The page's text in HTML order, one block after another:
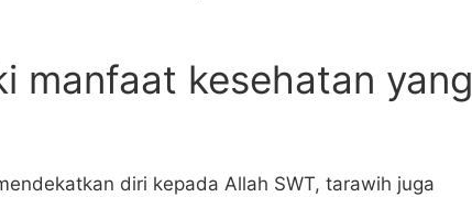
manfaat kesehatan yang
diri kepada Allah SWT, tarawih juga